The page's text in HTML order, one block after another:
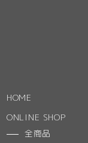
HOME
ONLINE SHOP
全商品